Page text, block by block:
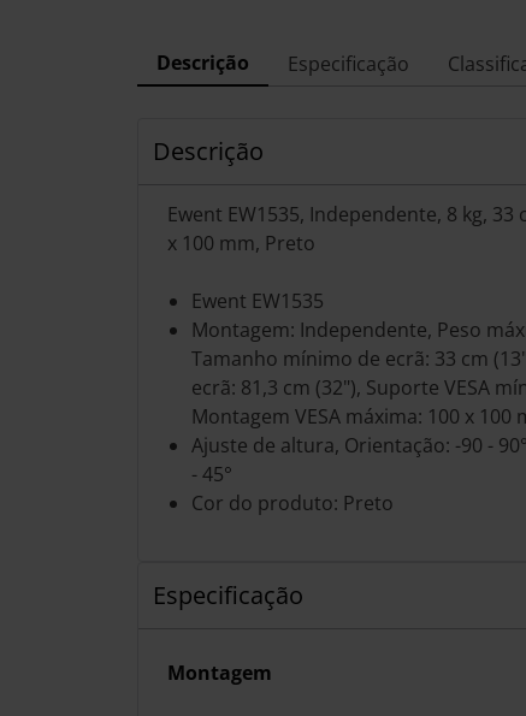
Descrição Especificação
Descrição
Ewent EW1535, Independente, 8 kg, 33
x 100 mm, Preto
Ewent EW1535
Montagem: Independente, Peso
Tamanho mínimo de ecrã: 33 cm
ecrã: 81,3 cm (32"), Suporte VESA
Montagem VESA máxima: 100 x 100
Ajuste de altura, Orientação: -90 -
- 45°
Cor do produto: Preto
Especificação
Montagem